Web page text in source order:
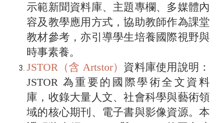
示範新聞資料庫、主題專欄、多媒體內
容及教學應用方式，協助教師作為課堂
教材參考，亦引導學生培養國際視野與
時事素養。
JSTOR（含 Artstor） 資料庫使用說明：
JSTOR 為重要的國際學術全文資料
庫，收錄大量人文、社會科學與藝術領
域的核心期刊、電子書與影像資源。本